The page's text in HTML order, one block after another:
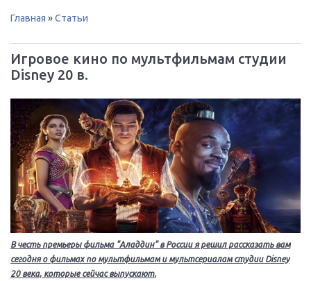
Главная »Статьи
Игровое кино по мультфильмам студии
Disney 20 в.
В честь премьеры фильма "Аладдин" в России я решил рассказать вам
сегодня о фильмах по мультфильмам и мультсериалам студии Disney
20 века, которые сейчас выпускают.